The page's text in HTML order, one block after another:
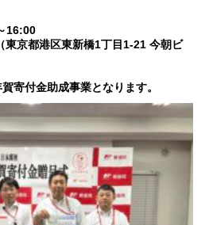
16:00
東京都港区東新橋1丁目1-21 今朝ビ
寄付金助成事業となります。